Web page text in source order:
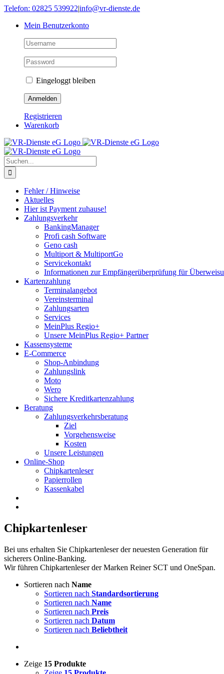
Skip
content
Telefon: 02825 539922|info@vr-dienste.de
Mein Benutzerkonto
Eingeloggt bleiben
Registrieren
Warenkorb
Suche
nach:
Fehler / Hinweise
Aktuelles
Hier ist Payment zuhause!
Zahlungsverkehr
BankingManager
Profi cash Software
Geno cash
Multiport & MultiportGo
Servicekontakt
Informationen zur Empfängerüberprüfung für
Kartenzahlung
Terminalangebot
Vereinsterminal
Zahlungsarten
Services
MeinPlus Regio+
Unsere MeinPlus Regio+ Partner
Kassensysteme
E-Commerce
Shop-Anbindung
Zahlungslink
Moto
Wero
Sichere Kreditkartenzahlung
Beratung
Zahlungsverkehrsberatung
Ziel
Vorgehensweise
Kosten
Unsere Leistungen
Online-Shop
Chipkartenleser
Papierrollen
Kassenkabel
Chipkartenleser
Bei uns erhalten Sie Chipkartenleser der neuesten Generation für
sicherers Online-Banking.
Wir führen Chipkartenleser der Marken Reiner SCT und OneSpan.
Sortieren nach Name
Sortieren nach Standardsortierung
Sortieren nach Name
Sortieren nach Preis
Sortieren nach Datum
Sortieren nach Beliebtheit
Zeige 15 Produkte